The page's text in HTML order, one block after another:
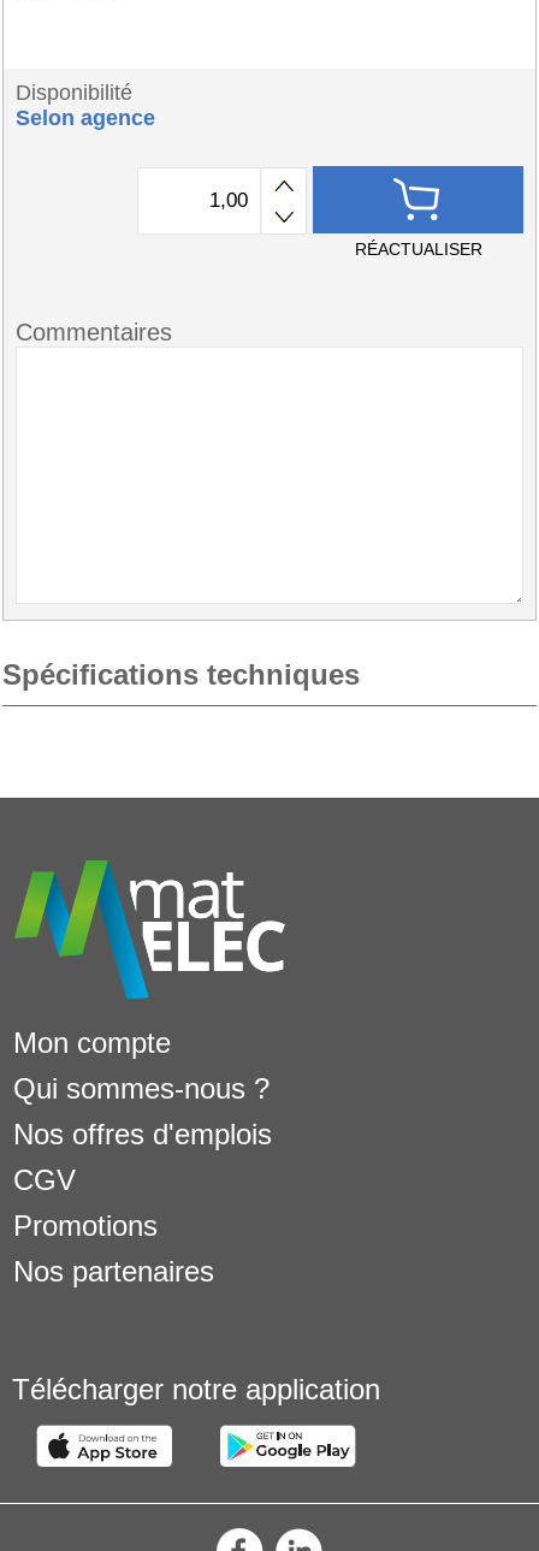
Disponibilité
Selon agence
RÉACTUALISER
Commentaires
Spécifications techniques
Mon compte
Qui sommes-nous ?
Nos offres d'emplois
CGV
Promotions
Nos partenaires
Télécharger notre application